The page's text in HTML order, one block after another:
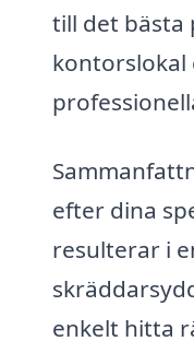
till det bästa
kontorslokal
efter dina
resulterar i
enkelt hitta